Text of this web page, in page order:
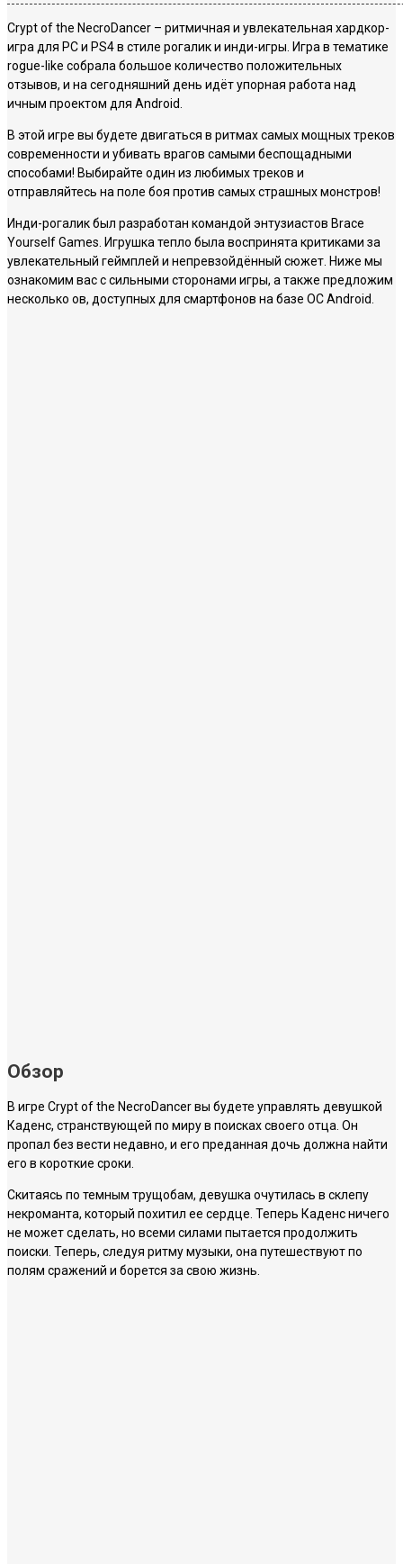
Crypt of the NecroDancer – ритмичная и увлекательная хардкор-
игра для PC и PS4 в стиле рогалик и инди-игры. Игра в тематике
rogue-like собрала большое количество положительных
отзывов, и на сегодняшний день идёт упорная работа над
ичным проектом для Android.
В этой игре вы будете двигаться в ритмах самых мощных треков
современности и убивать врагов самыми беспощадными
способами! Выбирайте один из любимых треков и
отправляйтесь на поле боя против самых страшных монстров!
Инди-рогалик был разработан командой энтузиастов Brace
Yourself Games. Игрушка тепло была воспринята критиками за
увлекательный геймплей и непревзойдённый сюжет. Ниже мы
ознакомим вас с сильными сторонами игры, а также предложим
несколько ов, доступных для смартфонов на базе ОС Android.
Обзор
В игре Crypt of the NecroDancer вы будете управлять девушкой
Каденс, странствующей по миру в поисках своего отца. Он
пропал без вести недавно, и его преданная дочь должна найти
его в короткие сроки.
Скитаясь по темным трущобам, девушка очутилась в склепу
некроманта, который похитил ее сердце. Теперь Каденс ничего
не может сделать, но всеми силами пытается продолжить
поиски. Теперь, следуя ритму музыки, она путешествуют по
полям сражений и борется за свою жизнь.